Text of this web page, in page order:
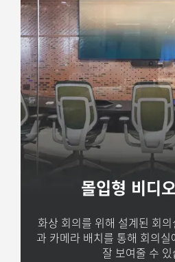
몰입형 비디
화상 회의를 위해 설계된 회
과 카메라 배치를 통해 회의
잘 보여줄 수